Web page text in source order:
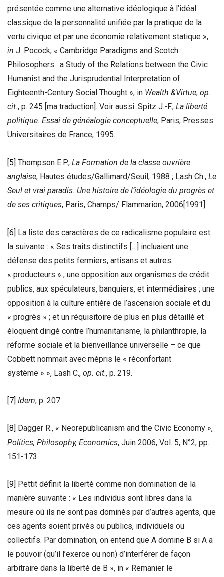
présentée comme une alternative idéologique à l’idéal
classique de la personnalité unifiée par la pratique de la
vertu civique et par une économie relativement statique »,
in J. Pocock, « Cambridge Paradigms and Scotch
Philosophers : a Study of the Relations between the Civic
Humanist and the Jurisprudential Interpretation of
Eighteenth-Century Social Thought », in Wealth &Virtue, op.
cit., p. 245 [ma traduction]. Voir aussi: Spitz J.-F., La liberté
politique. Essai de généalogie conceptuelle, Paris, Presses
Universitaires de France, 1995.
[5] Thompson E.P., La Formation de la classe ouvrière
anglaise, Hautes études/Gallimard/Seuil, 1988 ; Lash Ch., Le
Seul et vrai paradis. Une histoire de l’idéologie du progrès et
de ses critiques, Paris, Champs/ Flammarion, 2006[1991].
[6] La liste des caractères de ce radicalisme populaire est
la suivante : « Ses traits distinctifs […] incluaient une
défense des petits fermiers, artisans et autres
« producteurs » ; une opposition aux organismes de crédit
publics, aux spéculateurs, banquiers, et intermédiaires ; une
opposition à la culture entière de l’ascension sociale et du
« progrès » ; et un réquisitoire de plus en plus détaillé et
éloquent dirigé contre l’humanitarisme, la philanthropie, la
réforme sociale et la bienveillance universelle – ce que
Cobbett nommait avec mépris le « réconfortant
système » », Lash C., op. cit., p. 219.
[7] Idem, p. 207.
[8] Dagger R., « Neorepublicanism and the Civic Economy »,
Politics, Philosophy, Economics, Juin 2006, Vol. 5, N°2, pp.
151-173.
[9] Pettit définit la liberté comme non domination de la
manière suivante : « Les individus sont libres dans la
mesure où ils ne sont pas dominés par d’autres agents, que
ces agents soient privés ou publics, individuels ou
collectifs. Par domination, on entend que A domine B si A a
le pouvoir (qu’il l’exerce ou non) d’interférer de façon
arbitraire dans la liberté de B », in « Remanier le